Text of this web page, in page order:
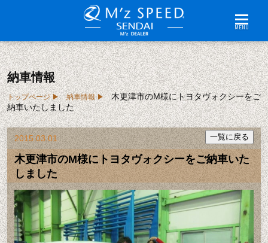
MENU
納車情報
トップページ 納車情報
木更津市のM様にトヨタヴォクシーをご
納車いたしました
2015.03.01
木更津市のM様にトヨタヴォクシーをご納車いた
しました